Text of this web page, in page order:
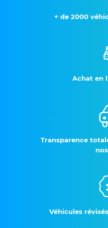
+ de 2000
Achat en
Transparence
Véhicules